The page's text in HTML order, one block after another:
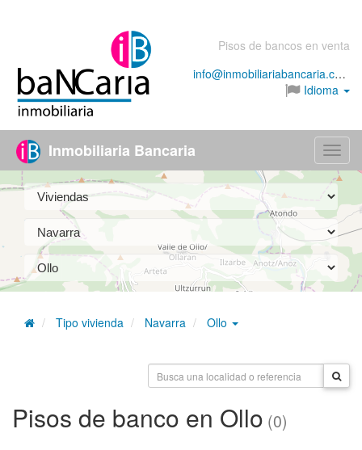
Pisos de bancos en venta
info@inmobiliariabancaria.com
Idioma
Menú
Inmobiliaria Bancaria
Tipo vivienda Navarra Ollo
Pisos de banco en Ollo (0)